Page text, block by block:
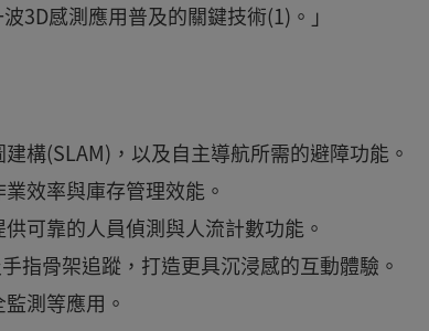
3D感測應用普及的關鍵技術(1)。」
構(SLAM)，以及自主導航所需的避障功能。
效率與庫存管理效能。
可靠的人員偵測與人流計數功能。
指骨架追蹤，打造更具沉浸感的互動體驗。
測等應用。